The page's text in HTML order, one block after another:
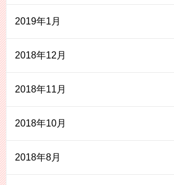
2019年1月
2018年12月
2018年11月
2018年10月
2018年8月